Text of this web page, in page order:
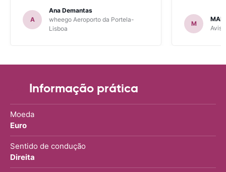
A
Ana Demantas
wheego Aeroporto da Portela-
Lisboa
M
Avis
Informação prática
Moeda
Euro
Sentido de condução
Direita